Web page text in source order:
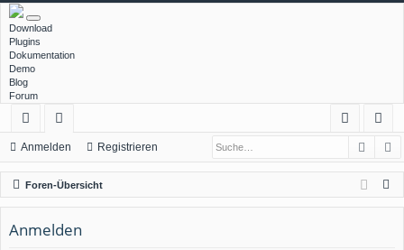
Download
Plugins
Dokumentation
Demo
Blog
Forum
ch
ne
llz
ug
or
en
m
el
ist
rie
Anmelden Registrieren
Foren-Übersicht
Anmelden